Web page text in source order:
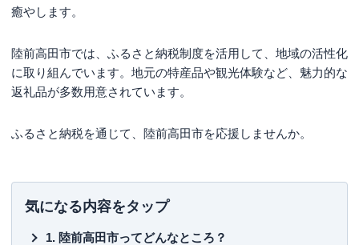
癒やします。
陸前高田市では、ふるさと納税制度を活用して、地域の活性化
に取り組んでいます。地元の特産品や観光体験など、魅力的な
返礼品が多数用意されています。
ふるさと納税を通じて、陸前高田市を応援しませんか。
気になる内容をタップ
陸前高田市ってどんなところ？